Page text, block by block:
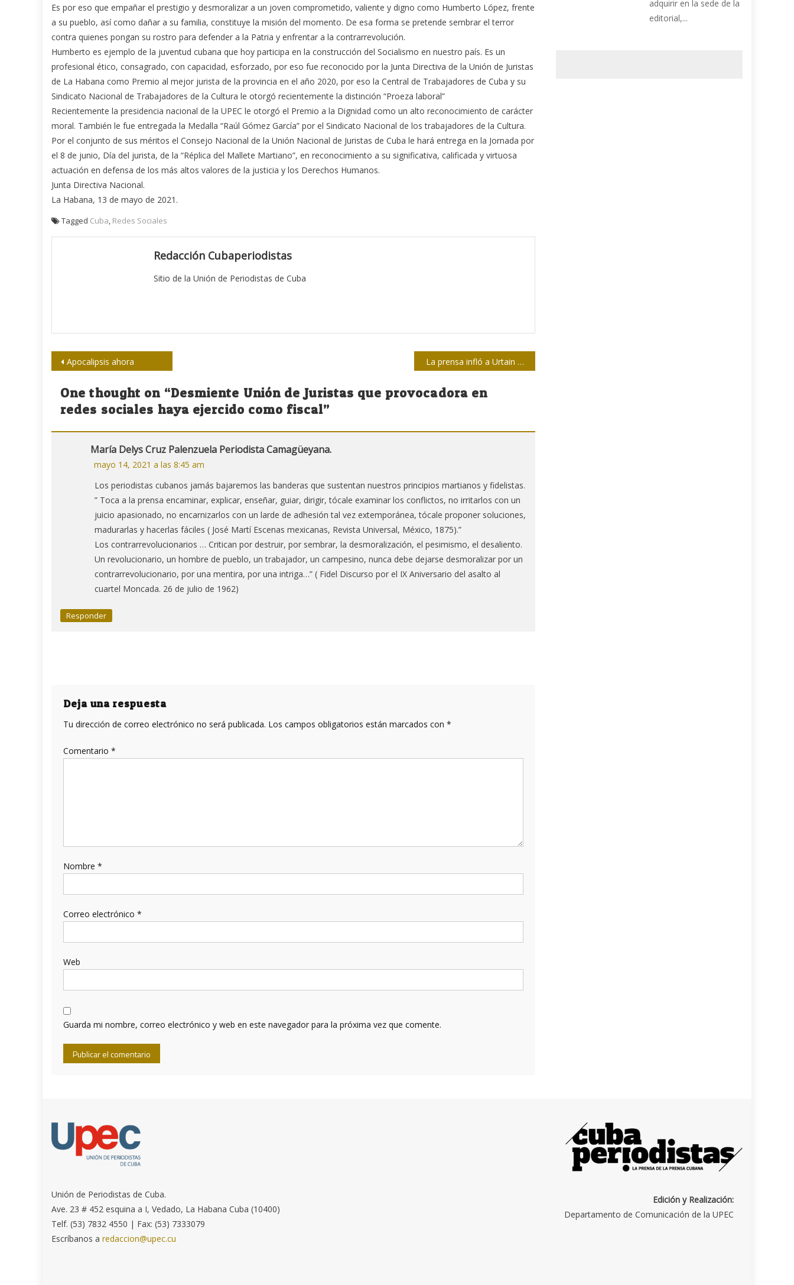
Es por eso que empañar el prestigio y desmoralizar a un joven comprometido, valiente y digno como Humberto López, frente
a su pueblo, así como dañar a su familia, constituye la misión del momento. De esa forma se pretende sembrar el terror
contra quienes pongan su rostro para defender a la Patria y enfrentar a la contrarrevolución.
Humberto es ejemplo de la juventud cubana que hoy participa en la construcción del Socialismo en nuestro país. Es un
profesional ético, consagrado, con capacidad, esforzado, por eso fue reconocido por la Junta Directiva de la Unión de Juristas
de La Habana como Premio al mejor jurista de la provincia en el año 2020, por eso la Central de Trabajadores de Cuba y su
Sindicato Nacional de Trabajadores de la Cultura le otorgó recientemente la distinción “Proeza laboral”
Recientemente la presidencia nacional de la UPEC le otorgó el Premio a la Dignidad como un alto reconocimiento de carácter
moral. También le fue entregada la Medalla “Raúl Gómez García” por el Sindicato Nacional de los trabajadores de la Cultura.
Por el conjunto de sus méritos el Consejo Nacional de la Unión Nacional de Juristas de Cuba le hará entrega en la Jornada por
el 8 de junio, Día del jurista, de la “Réplica del Mallete Martiano”, en reconocimiento a su significativa, calificada y virtuosa
actuación en defensa de los más altos valores de la justicia y los Derechos Humanos.
Junta Directiva Nacional.
La Habana, 13 de mayo de 2021.
Tagged Cuba, Redes Sociales
Redacción Cubaperiodistas
Sitio de la Unión de Periodistas de Cuba
Navegación
de
entradas
Apocalipsis ahora La prensa infló a Urtain y lo regresó noticia cuando lo noqueó la muerte
One thought on “Desmiente Unión de Juristas que provocadora en
redes sociales haya ejercido como fiscal”
María Delys Cruz Palenzuela Periodista Camagüeyana.
mayo 14, 2021 a las 8:45 am
Los periodistas cubanos jamás bajaremos las banderas que sustentan nuestros principios martianos y fidelistas.
” Toca a la prensa encaminar, explicar, enseñar, guiar, dirigir, tócale examinar los conflictos, no irritarlos con un
juicio apasionado, no encarnizarlos con un larde de adhesión tal vez extemporánea, tócale proponer soluciones,
madurarlas y hacerlas fáciles ( José Martí Escenas mexicanas, Revista Universal, México, 1875).”
Los contrarrevolucionarios … Critican por destruir, por sembrar, la desmoralización, el pesimismo, el desaliento.
Un revolucionario, un hombre de pueblo, un trabajador, un campesino, nunca debe dejarse desmoralizar por un
contrarrevolucionario, por una mentira, por una intriga…” ( Fidel Discurso por el IX Aniversario del asalto al
cuartel Moncada. 26 de julio de 1962)
Responder
Deja una respuesta
Tu dirección de correo electrónico no será publicada. Los campos obligatorios están marcados con *
Comentario *
Nombre *
Correo electrónico *
Web
Guarda mi nombre, correo electrónico y web en este navegador para la próxima vez que comente.
adquirir en la sede de la
editorial,...
Unión de Periodistas de Cuba.
Ave. 23 # 452 esquina a I, Vedado, La Habana Cuba (10400)
Telf. (53) 7832 4550 | Fax: (53) 7333079
Escríbanos aredaccion@upec.cu
Edición y Realización:
Departamento de Comunicación de la UPEC